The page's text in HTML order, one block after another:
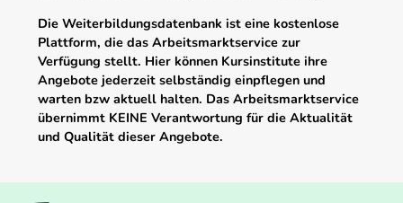
Die Weiterbildungsdatenbank ist eine kostenlose
Plattform, die das Arbeitsmarktservice zur
Verfügung stellt. Hier können Kursinstitute ihre
Angebote jederzeit selbständig einpflegen und
warten bzw aktuell halten. Das Arbeitsmarktservice
übernimmt KEINE Verantwortung für die Aktualität
und Qualität dieser Angebote.